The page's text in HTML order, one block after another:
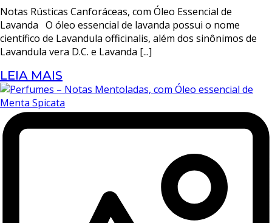
Notas Rústicas Canforáceas, com Óleo Essencial de
Lavanda O óleo essencial de lavanda possui o nome
científico de Lavandula officinalis, além dos sinônimos de
Lavandula vera D.C. e Lavanda [...]
LEIA MAIS